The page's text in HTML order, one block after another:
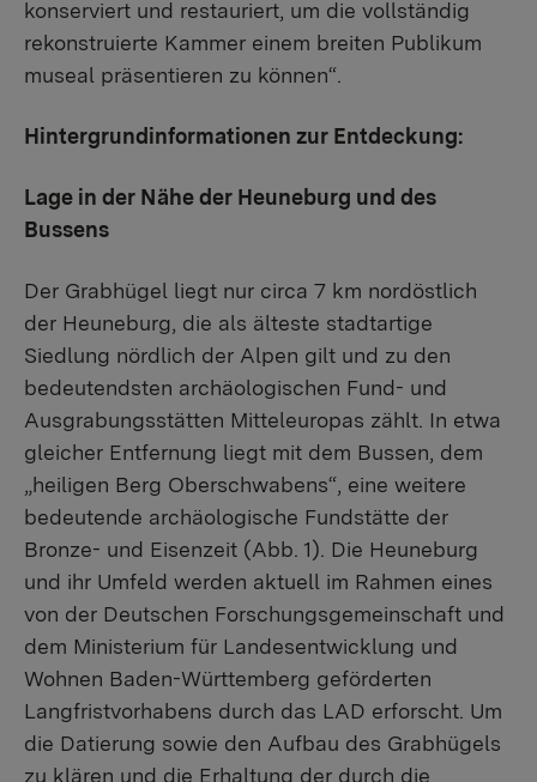
konserviert und restauriert, um die vollständig
rekonstruierte Kammer einem breiten Publikum
museal präsentieren zu können“.
Hintergrundinformationen zur Entdeckung:
Lage in der Nähe der Heuneburg und des
Bussens
Der Grabhügel liegt nur circa 7 km nordöstlich
der Heuneburg, die als älteste stadtartige
Siedlung nördlich der Alpen gilt und zu den
bedeutendsten archäologischen Fund- und
Ausgrabungsstätten Mitteleuropas zählt. In etwa
gleicher Entfernung liegt mit dem Bussen, dem
„heiligen Berg Oberschwabens“, eine weitere
bedeutende archäologische Fundstätte der
Bronze- und Eisenzeit (Abb. 1). Die Heuneburg
und ihr Umfeld werden aktuell im Rahmen eines
von der Deutschen Forschungsgemeinschaft und
dem Ministerium für Landesentwicklung und
Wohnen Baden-Württemberg geförderten
Langfristvorhabens durch das LAD erforscht. Um
die Datierung sowie den Aufbau des Grabhügels
zu klären und die Erhaltung der durch die